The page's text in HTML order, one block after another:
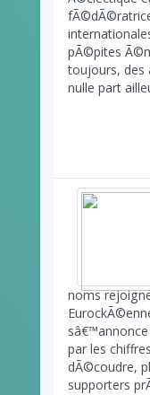
pÃ©pites
toujours, des
nulle part
noms
par les
dÃ©coudre,
supporters